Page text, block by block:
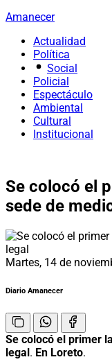
Amanecer
Actualidad
Política
Social
Policial
Espectáculo
Ambiental
Cultural
Institucional
Se colocó el
sede de
Martes, 14 de
Diario Amanecer
Se colocó el primer
legal. En Loreto.